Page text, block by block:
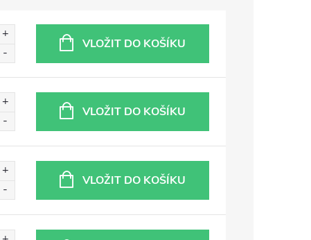
VLOŽIT DO KOŠÍKU
VLOŽIT DO KOŠÍKU
VLOŽIT DO KOŠÍKU